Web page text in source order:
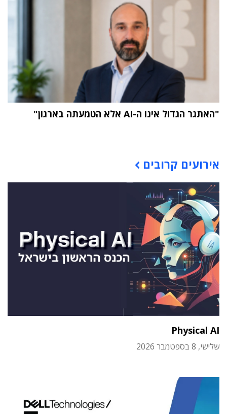
"האתגר הגדול אינו ה-AI אלא הטמעתה בארגון"
אירועים קרובים
Physical AI
שלישי, 8 בספטמבר 2026